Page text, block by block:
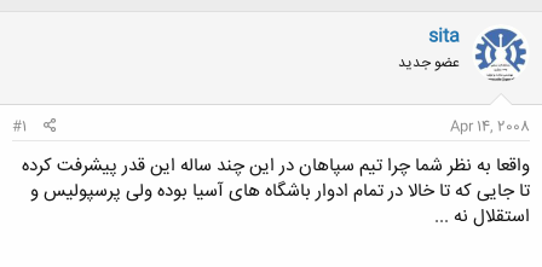
و
ع
ک
ن
ن
د
ه
م
و
ض
ر
ی
خ
ر
sita
عضو جدید
Apr 14, 2008
#1
واقعا به نظر شما چرا تیم سپاهان در این چند ساله این قدر پیشرفت کرده
تا جایی که تا خالا در تمام ادوار باشگاه های آسیا بوده ولی پرسپولیس و
استقلال نه ...